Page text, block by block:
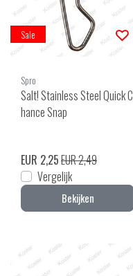
Sale
Spro
Salt! Stainless Steel Quick C
hance Snap
EUR 2,25EUR 2,49
Vergelijk
Bekijken